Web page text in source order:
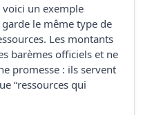
voici un exemple
garde le même type de
Les montants
barèmes officiels et ne
promesse : ils servent
“ressources qui